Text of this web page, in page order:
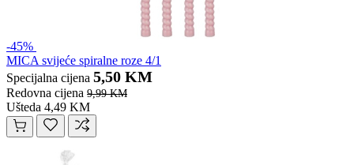
-45%
MICA svijeće spiralne roze 4/1
Specijalna cijena 5,50 KM
Redovna cijena 9,99 KM
Ušteda 4,49 KM